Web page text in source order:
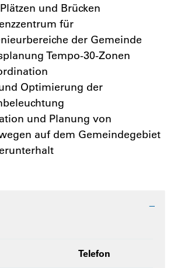
und Brücken
für
der Gemeinde
Tempo-30-Zonen
Optimierung der
und Planung von
auf dem Gemeindegebiet
Telefon